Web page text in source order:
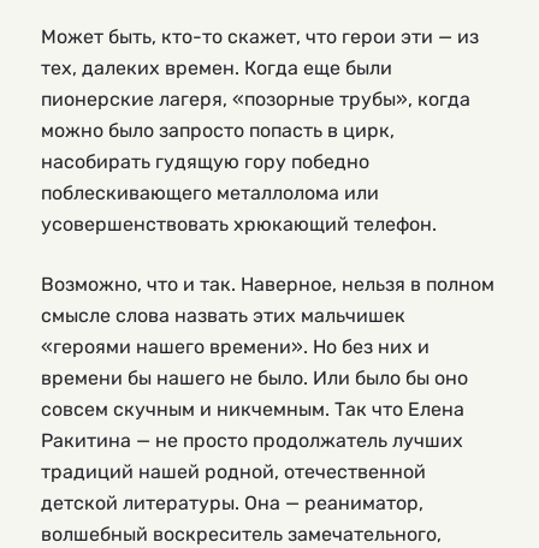
Может быть, кто-то скажет, что герои эти — из
тех, далеких времен. Когда еще были
пионерские лагеря, «позорные трубы», когда
можно было запросто попасть в цирк,
насобирать гудящую гору победно
поблескивающего металлолома или
усовершенствовать хрюкающий телефон.
Возможно, что и так. Наверное, нельзя в полном
смысле слова назвать этих мальчишек
«героями нашего времени». Но без них и
времени бы нашего не было. Или было бы оно
совсем скучным и никчемным. Так что Елена
Ракитина — не просто продолжатель лучших
традиций нашей родной, отечественной
детской литературы. Она — реаниматор,
волшебный воскреситель замечательного,